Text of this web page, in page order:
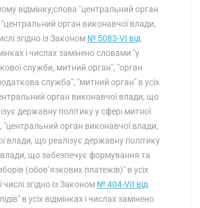
відмінку;слова "центральний орган
"центральний орган виконавчої влади,
згідно із Законом № 5083-VI від
і числах замінено словами "у
служби, митний орган", "орган
служба", "митний орган" в усіх
орган виконавчої влади, що
державну політику у сфері митної
орган виконавчої влади,
влади, що реалізує державну політику
влади, що забезпечує формування та
(обов’язкових платежів)" в усіх
згідно із Законом № 404-VII від
в усіх відмінках і числах замінено